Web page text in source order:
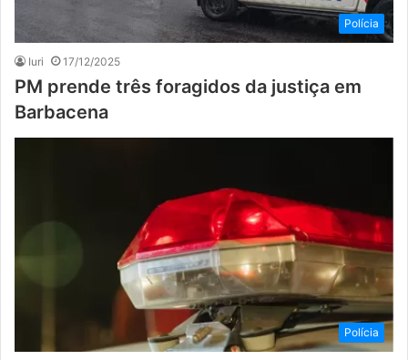
Polícia
Iuri 17/12/2025
PM prende três foragidos da justiça em
Barbacena
Polícia